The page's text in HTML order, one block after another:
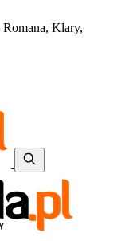
Romana, Klary,